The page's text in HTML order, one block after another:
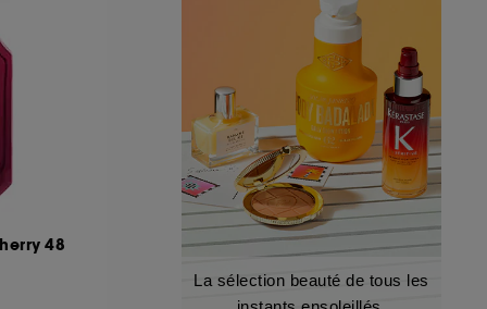
48
La sélection beauté de tous les